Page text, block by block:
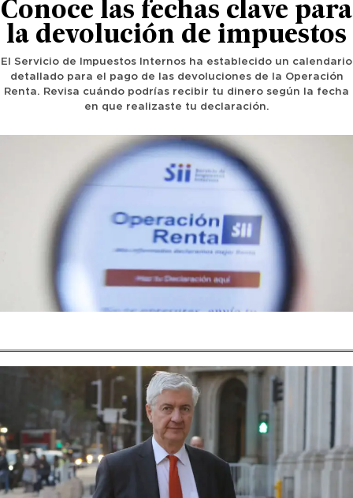
Conoce las fechas clave para
la devolución de impuestos
El Servicio de Impuestos Internos ha establecido un calendario
detallado para el pago de las devoluciones de la Operación
Renta. Revisa cuándo podrías recibir tu dinero según la fecha
en que realizaste tu declaración.